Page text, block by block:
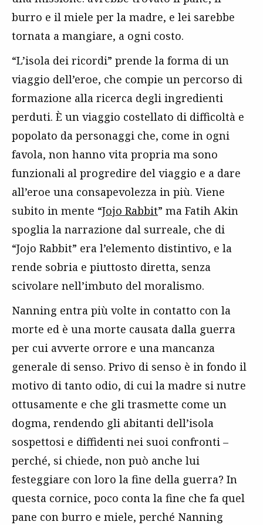
burro e il miele per la madre, e lei sarebbe
tornata a mangiare, a ogni costo.
“L’isola dei ricordi” prende la forma di un
viaggio dell’eroe, che compie un percorso di
formazione alla ricerca degli ingredienti
perduti. È un viaggio costellato di difficoltà e
popolato da personaggi che, come in ogni
favola, non hanno vita propria ma sono
funzionali al progredire del viaggio e a dare
all’eroe una consapevolezza in più. Viene
subito in mente “Jojo Rabbit” ma Fatih Akin
spoglia la narrazione dal surreale, che di
“Jojo Rabbit” era l’elemento distintivo, e la
rende sobria e piuttosto diretta, senza
scivolare nell’imbuto del moralismo.
Nanning entra più volte in contatto con la
morte ed è una morte causata dalla guerra
per cui avverte orrore e una mancanza
generale di senso. Privo di senso è in fondo il
motivo di tanto odio, di cui la madre si nutre
ottusamente e che gli trasmette come un
dogma, rendendo gli abitanti dell’isola
sospettosi e diffidenti nei suoi confronti –
perché, si chiede, non può anche lui
festeggiare con loro la fine della guerra? In
questa cornice, poco conta la fine che fa quel
pane con burro e miele, perché Nanning